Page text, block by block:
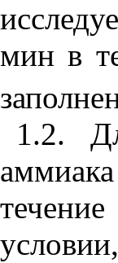
мин в
1.2.